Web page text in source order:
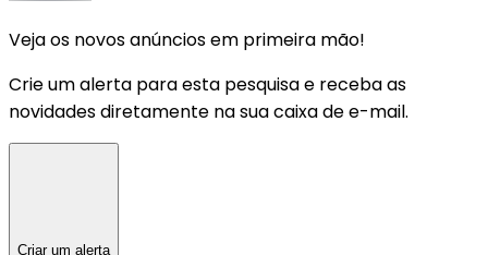
Veja os novos anúncios em primeira mão!
Crie um alerta para esta pesquisa e receba as
novidades diretamente na sua caixa de e-mail.
Criar um alerta